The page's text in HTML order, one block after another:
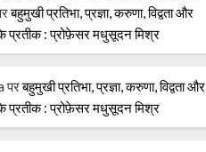
बहुमुखी प्रतिभा, प्रज्ञा, करुणा, विद्वता और
प्रतीक : प्रोफ़ेसर मधुसूदन मिश्र
परबहुमुखी प्रतिभा, प्रज्ञा, करुणा, विद्वता और
प्रतीक : प्रोफ़ेसर मधुसूदन मिश्र